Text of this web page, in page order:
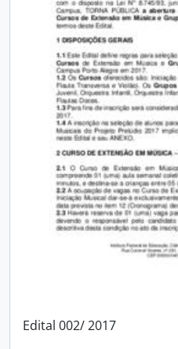
Edital 002/ 2017